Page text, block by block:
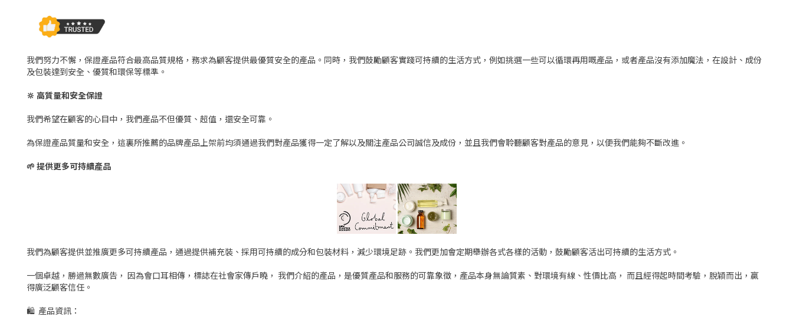
我們努力不懈，保證產品符合最高品質規格，務求為顧客提供最優質安全的產品。同時，我們鼓勵顧客實踐可持續的生活方式，例如挑選一些可以循環再用嘅產品，或者產品沒有添加魔法，在設計、成份
及包裝達到安全、優質和環保等標準。
🔆 高質量和安全保證
我們希望在顧客的心目中，我們產品不但優質、超值，還安全可靠。
為保證產品質量和安全，這裏所推薦的品牌產品上架前均須通過我們對產品獲得一定了解以及關注產品公司誠信及成份，並且我們會聆聽顧客對產品的意見，以便我們能夠不斷改進。
🌱 提供更多可持續產品
我們為顧客提供並推廣更多可持續產品，通過提供補充裝、採用可持續的成分和包裝材料，減少環境足跡。我們更加會定期舉辦各式各樣的活動，鼓勵顧客活出可持續的生活方式。
一個卓越，勝過無數廣告， 因為會口耳相傳，標誌在社會家傳戶曉， 我們介紹的產品，是優質產品和服務的可靠象徵，產品本身無論質素、對環境有線、性價比高， 而且經得起時間考驗，脫穎而出，贏
得廣泛顧客信任。
🛍 產品資訊：